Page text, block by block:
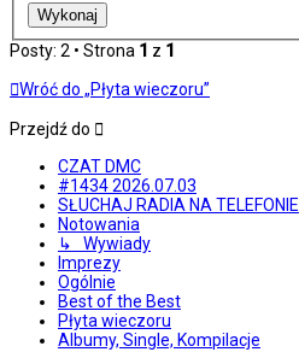
Posty: 2 • Strona 1 z 1
Wróć do „Płyta wieczoru”
Przejdź do
CZAT DMC
#1434 2026.07.03
SŁUCHAJ RADIA NA TELEFONIE
Notowania
↳ Wywiady
Imprezy
Ogólnie
Best of the Best
Płyta wieczoru
Albumy, Single, Kompilacje